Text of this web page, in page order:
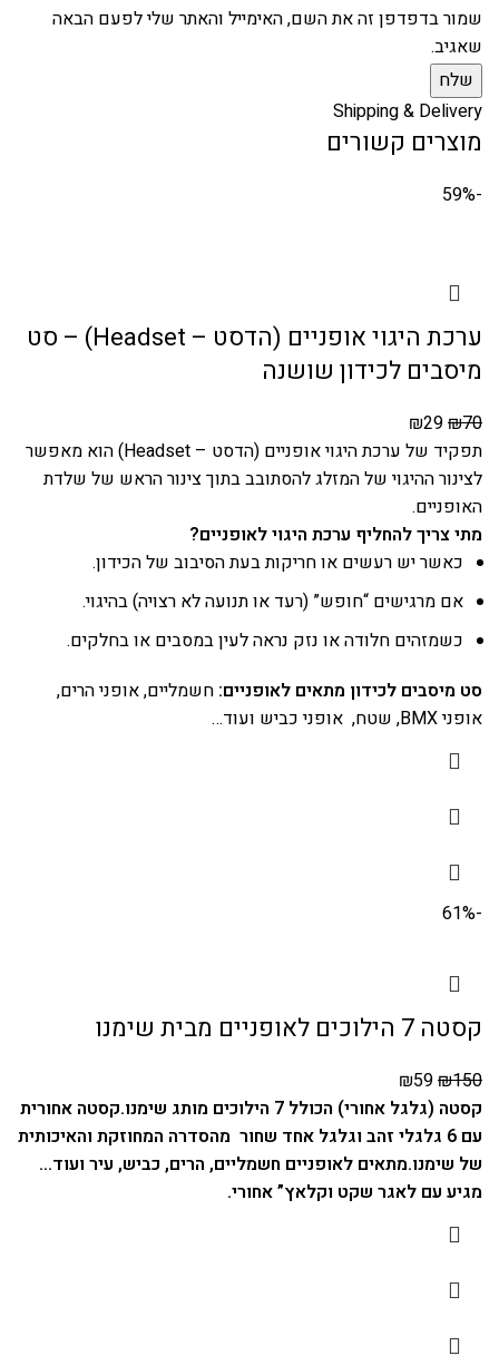
שמור בדפדפן זה את השם, האימייל והאתר שלי לפעם הבאה
שאגיב.
Shipping & Delivery
מוצרים קשורים
-59%
ערכת היגוי אופניים (הדסט – Headset) – סט
מיסבים לכידון שושנה
₪70
₪29
תפקיד של ערכת היגוי אופניים (הדסט – Headset) הוא מאפשר
לצינור ההיגוי של המזלג להסתובב בתוך צינור הראש של שלדת
האופניים.
מתי צריך להחליף ערכת היגוי לאופניים?
כאשר יש רעשים או חריקות בעת הסיבוב של הכידון.
אם מרגישים “חופש” (רעד או תנועה לא רצויה) בהיגוי.
כשמזהים חלודה או נזק נראה לעין במסבים או בחלקים.
סט מיסבים לכידון מתאים לאופניים: חשמליים, אופני הרים,
אופני BMX, שטח, אופני כביש ועוד…
-61%
קסטה 7 הילוכים לאופניים מבית שימנו
₪150
₪59
קסטה (גלגל אחורי) הכולל 7 הילוכים מותג שימנו.
קסטה אחורית
עם 6 גלגלי זהב וגלגל אחד שחור מהסדרה המחוזקת והאיכותית
של שימנו.מתאים לאופניים חשמליים, הרים, כביש, עיר ועוד…
מגיע עם לאגר שקט וקלאץ” אחורי.